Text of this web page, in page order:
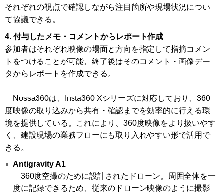
それぞれの視点で確認しながら注目箇所や現場状況につい
て協議できる。
4. 付与したメモ・コメントからレポート作成
参加者はそれぞれ映像の場面と方向を指定して指摘コメン
トをつけることが可能。終了後はそのコメント・画像デー
タからレポートを作成できる。
Nossa360は、Insta360 Xシリーズに対応しており、360
度映像の取り込みから共有・確認までを効率的に行える環
境を提供している。これにより、360度映像をより扱いやす
く、建設現場の業務フローにも取り入れやすい形で活用で
きる。
Antigravity A1
360度空撮のために設計されたドローン。周囲全体を一
度に記録できるため、従来のドローン映像のように撮影